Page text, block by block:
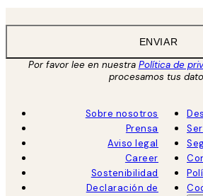
ENVIAR
Por favor lee en nuestra Política de
procesamos tus
Sobre nosotros
Prensa
Aviso legal
Career
Sostenibilidad
Declaración de